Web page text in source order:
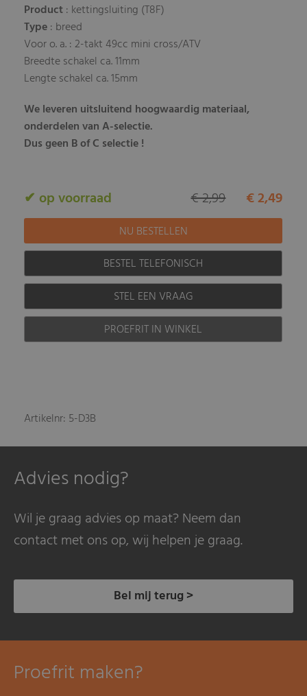
Product: kettingsluiting (T8F)
Type: breed
Voor o. a. : 2-takt 49cc mini cross/ATV
Breedte schakel ca. 11mm
Lengte schakel ca. 15mm
We leveren uitsluitend hoogwaardig materiaal,
onderdelen van A-selectie.
Dus geen B of C selectie !
✔ op voorraad € 2,49
€ 2,99
BESTEL TELEFONISCH
STEL EEN VRAAG
PROEFRIT IN WINKEL
Artikelnr: 5-D3B
Advies nodig?
Wil je graag advies op maat? Neem dan
contact met ons op, wij helpen je graag.
Bel mij terug >
Proefrit maken?